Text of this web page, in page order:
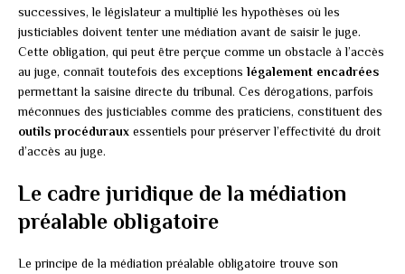
successives, le législateur a multiplié les hypothèses où les
justiciables doivent tenter une médiation avant de saisir le juge.
Cette obligation, qui peut être perçue comme un obstacle à l’accès
au juge, connaît toutefois des exceptions légalement encadrées
permettant la saisine directe du tribunal. Ces dérogations, parfois
méconnues des justiciables comme des praticiens, constituent des
outils procéduraux essentiels pour préserver l’effectivité du droit
d’accès au juge.
Le cadre juridique de la médiation
préalable obligatoire
Le principe de la médiation préalable obligatoire trouve son